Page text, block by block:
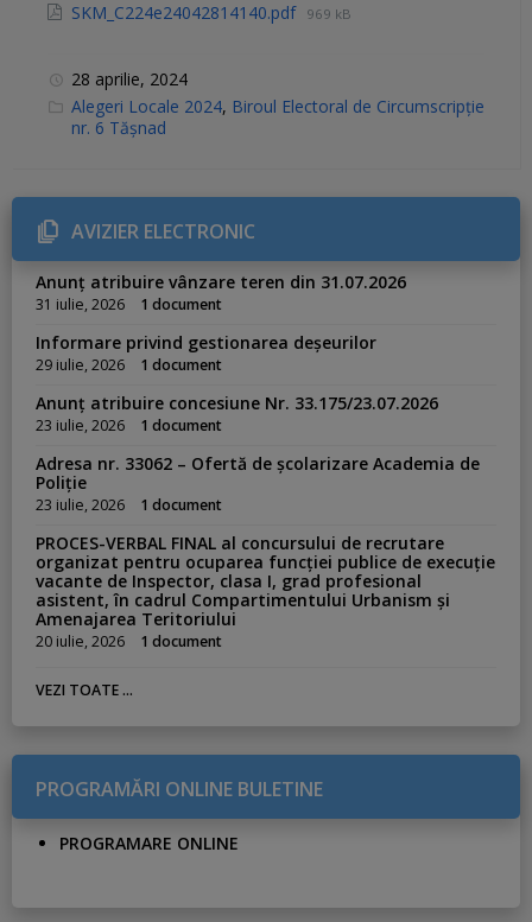
SKM_C224e24042814140.pdf 969 kB
28 aprilie, 2024
C
a
t
e
Alegeri Locale 2024, Biroul Electoral de Circumscripție
nr. 6 Tășnad
AVIZIER ELECTRONIC
Anunț atribuire vânzare teren din 31.07.2026
31 iulie, 2026 1 document
Informare privind gestionarea deșeurilor
29 iulie, 2026 1 document
Anunț atribuire concesiune Nr. 33.175/23.07.2026
23 iulie, 2026 1 document
Adresa nr. 33062 – Ofertă de școlarizare Academia de
Poliție
23 iulie, 2026 1 document
PROCES-VERBAL FINAL al concursului de recrutare
organizat pentru ocuparea funcției publice de execuție
vacante de Inspector, clasa I, grad profesional
asistent, în cadrul Compartimentului Urbanism și
Amenajarea Teritoriului
20 iulie, 2026 1 document
VEZI TOATE ...
PROGRAMĂRI ONLINE BULETINE
PROGRAMARE ONLINE